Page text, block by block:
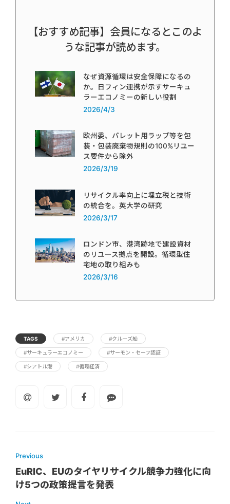
【おすすめ記事】会員になるとこのよ
うな記事が読めます。
なぜ資源循環は安全保障になるの
か。日フィン連携が示すサーキュ
ラーエコノミーの新しい役割
2026/4/3
欧州委、パレット用ラップ等を包
装・包装廃棄物規則の100%リユー
ス要件から除外
2026/3/19
リサイクル率向上に埋立税と技術
の統合を。英大学の研究
2026/3/17
ロンドン市、港湾跡地で建設資材
のリユース拠点を開設。循環型住
宅地の取り組みも
2026/3/16
TAGS #アメリカ #クルーズ船
#サーキュラーエコノミー #サーモン・セーフ認証
#シアトル港 #循環経済
Previous
EuRIC、EUのタイヤリサイクル競争力強化に向
け5つの政策提言を発表